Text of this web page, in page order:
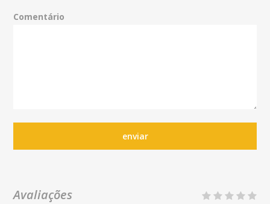
Comentário
enviar
Avaliações